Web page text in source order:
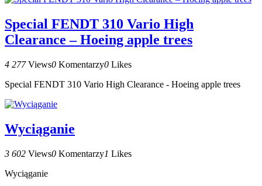
Special FENDT 310 Vario High
Clearance – Hoeing apple trees
4 277 Views0 Komentarzy0 Likes
Special FENDT 310 Vario High Clearance - Hoeing apple trees
Wyciąganie
3 602 Views0 Komentarzy1 Likes
Wyciąganie